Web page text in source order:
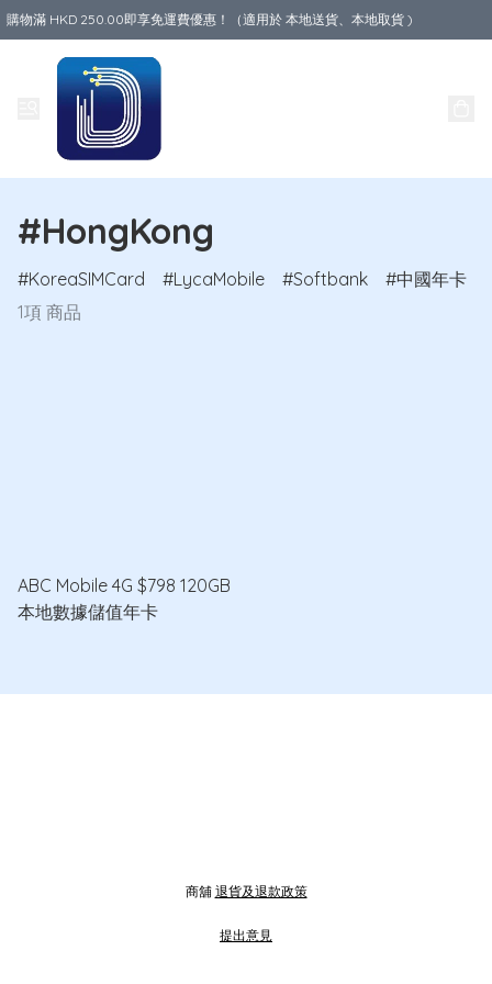
購物滿 HKD 250.00即享免運費優惠！（適用於 本地送貨、本地取貨 )
#HongKong
KoreaSIMCard LycaMobile Softbank
中國年卡
1項 商品
ABC Mobile 4G $798 120GB
本地數據儲值年卡
商舖 退貨及退款政策
提出意見